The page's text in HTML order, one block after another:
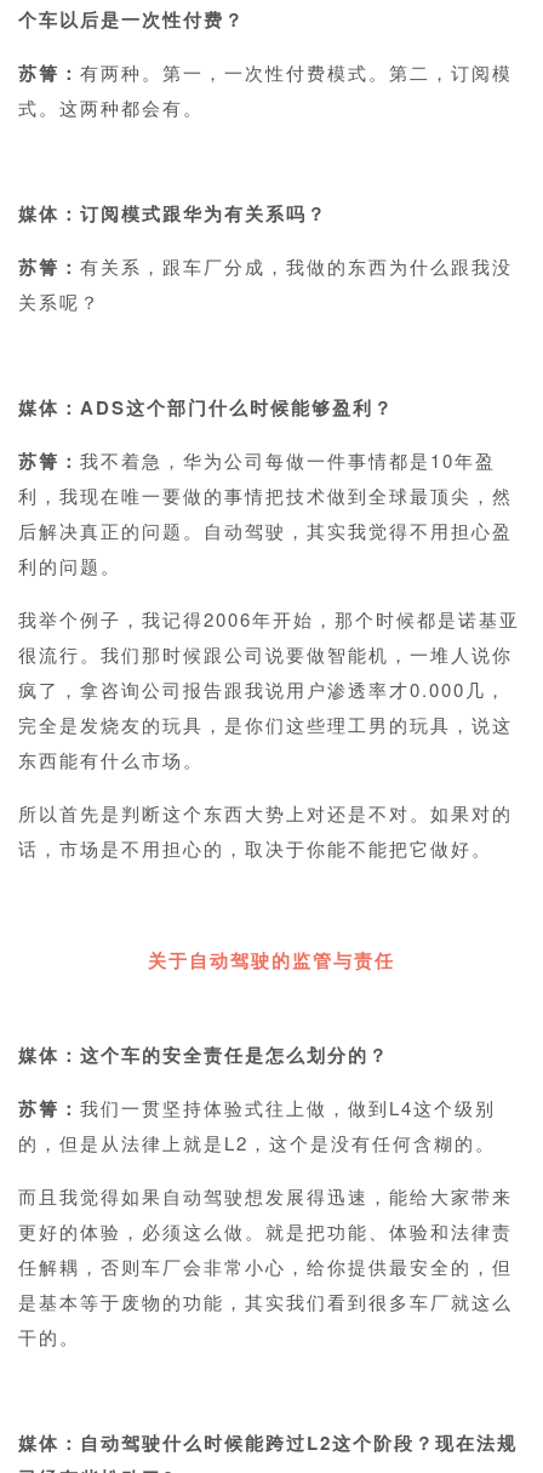
个车以后是一次性付费？
苏箐： 有两种。第一，一次性付费模式。第二，订阅模
式。这两种都会有。
媒体：订阅模式跟华为有关系吗？
苏箐： 有关系，跟车厂分成，我做的东西为什么跟我没
关系呢？
媒体：ADS这个部门什么时候能够盈利？
苏箐： 我不着急，华为公司每做一件事情都是10年盈
利，我现在唯一要做的事情把技术做到全球最顶尖，然
后解决真正的问题。自动驾驶，其实我觉得不用担心盈
利的问题。
我举个例子，我记得2006年开始，那个时候都是诺基亚
很流行。我们那时候跟公司说要做智能机，一堆人说你
疯了，拿咨询公司报告跟我说用户渗透率才0.000几，
完全是发烧友的玩具，是你们这些理工男的玩具，说这
东西能有什么市场。
所以首先是判断这个东西大势上对还是不对。如果对的
话，市场是不用担心的，取决于你能不能把它做好。
关于自动驾驶的监管与责任
媒体：这个车的安全责任是怎么划分的？
苏箐： 我们一贯坚持体验式往上做，做到L4这个级别
的，但是从法律上就是L2，这个是没有任何含糊的。
而且我觉得如果自动驾驶想发展得迅速，能给大家带来
更好的体验，必须这么做。就是把功能、体验和法律责
任解耦，否则车厂会非常小心，给你提供最安全的，但
是基本等于废物的功能，其实我们看到很多车厂就这么
干的。
媒体：自动驾驶什么时候能跨过L2这个阶段？现在法规